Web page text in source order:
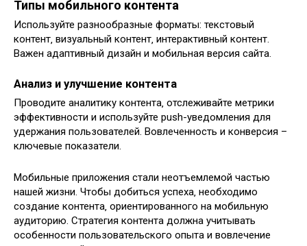
Типы мобильного контента
Используйте разнообразные форматы: текстовый
контент‚ визуальный контент‚ интерактивный контент.
Важен адаптивный дизайн и мобильная версия сайта.
Анализ и улучшение контента
Проводите аналитику контента‚ отслеживайте метрики
эффективности и используйте push-уведомления для
удержания пользователей. Вовлеченность и конверсия –
ключевые показатели.
Мобильные приложения стали неотъемлемой частью
нашей жизни. Чтобы добиться успеха‚ необходимо
создание контента‚ ориентированного на мобильную
аудиторию. Стратегия контента должна учитывать
особенности пользовательского опыта и вовлечение